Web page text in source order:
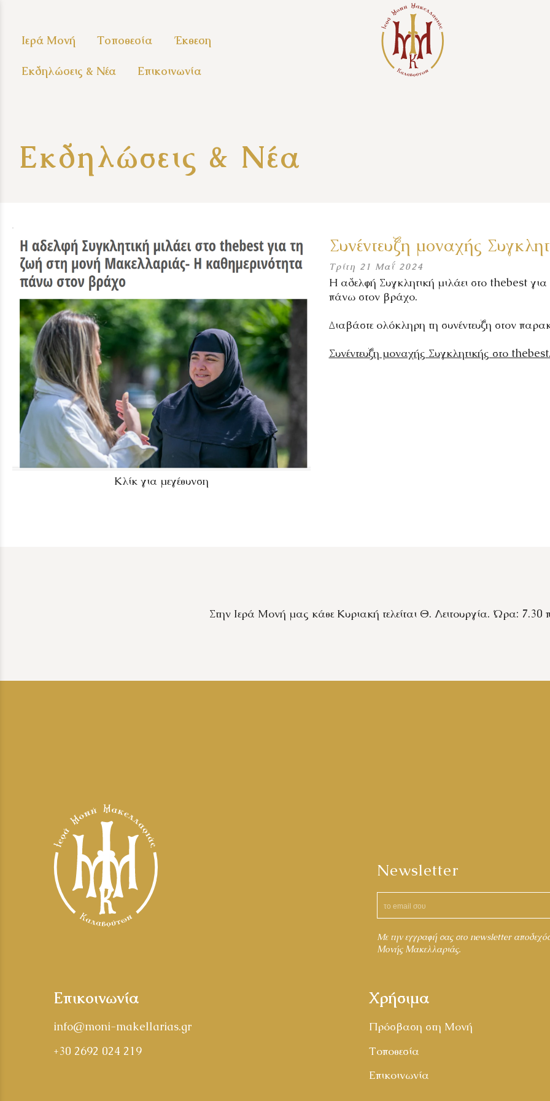
Ιερά Μονή Τοποθεσία Έκθεση
Εκδηλώσεις & Νέα Επικοινωνία
Εκδηλώσεις & Νέα
Κλίκ για μεγέθυνση
Συνέντευξη μοναχής
Τρίτη 21 Μαΐ 2024
Η αδελφή Συγκλητική μιλάει στο thebest
πάνω στον βράχο.
Διαβάστε ολόκληρη τη συνέντευξη στον
Συνέντευξη μοναχής Συγκλητικής στο
Στην Ιερά Μονή μας κάθε Κυριακή τελείται Θ. Λειτουργία. Ώρα: 7.30
Newsletter
Mε την εγγραφή σας στο newsletter
Μονής Μακελλαριάς.
Επικοινωνία
info@moni-makellarias.gr
+30 2692 024 219
Χρήσιμα
Πρόσβαση στη Μονή
Τοποθεσία
Επικοινωνία